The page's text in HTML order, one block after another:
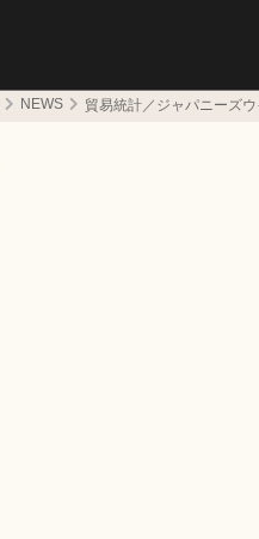
NEWS 貿易統計／ジャパニーズ